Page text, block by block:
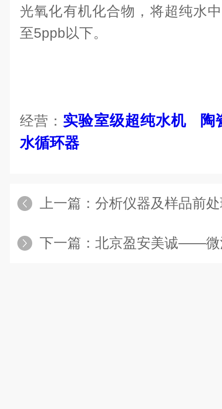
光氧化有机化合物，将超纯水
至5ppb以下。
经营： 实验室级超纯水机
陶
水循环器
上一篇： 分析仪器及样品前处
下一篇： 北京盈安美诚——微